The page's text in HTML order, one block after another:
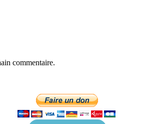
commentaire.